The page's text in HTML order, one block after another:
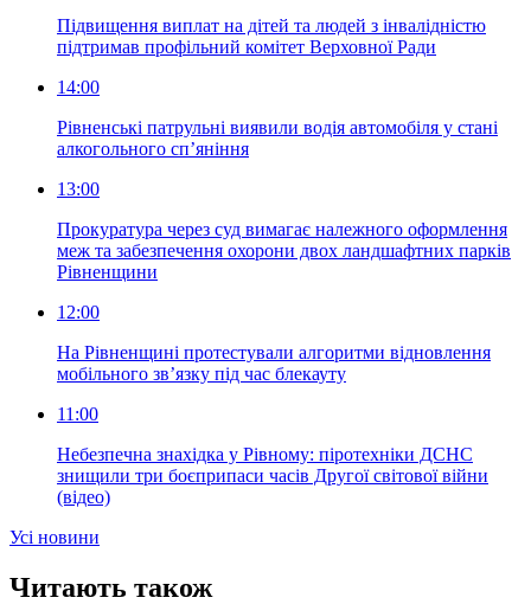
Підвищення виплат на дітей та людей з інвалідністю
підтримав профільний комітет Верховної Ради
14:00
Рівненські патрульні виявили водія автомобіля у стані
алкогольного сп’яніння
13:00
Прокуратура через суд вимагає належного оформлення
меж та забезпечення охорони двох ландшафтних парків
Рівненщини
12:00
На Рівненщині протестували алгоритми відновлення
мобільного зв’язку під час блекауту
11:00
Небезпечна знахідка у Рівному: піротехніки ДСНС
знищили три боєприпаси часів Другої світової війни
(відео)
Усi новини
Читають також